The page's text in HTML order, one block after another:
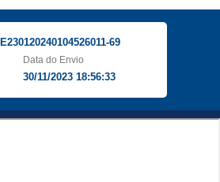
69
Data do Envio
30/11/2023 18:56:33